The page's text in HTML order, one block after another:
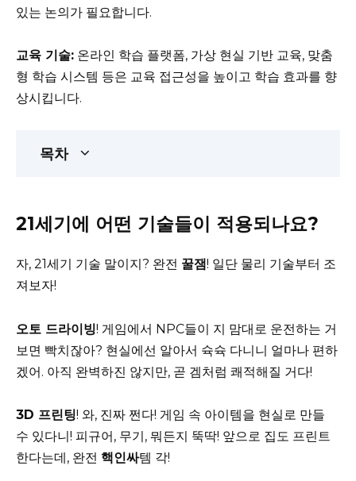
있는 논의가 필요합니다.
교육 기술: 온라인 학습 플랫폼, 가상 현실 기반 교육, 맞춤
형 학습 시스템 등은 교육 접근성을 높이고 학습 효과를 향
상시킵니다.
목차
21세기에 어떤 기술들이 적용되나요?
자, 21세기 기술 말이지? 완전 꿀잼! 일단 물리 기술부터 조
져보자!
오토 드라이빙! 게임에서 NPC들이 지 맘대로 운전하는 거
보면 빡치잖아? 현실에선 알아서 슉슉 다니니 얼마나 편하
겠어. 아직 완벽하진 않지만, 곧 겜처럼 쾌적해질 거다!
3D 프린팅! 와, 진짜 쩐다! 게임 속 아이템을 현실로 만들
수 있다니! 피규어, 무기, 뭐든지 뚝딱! 앞으로 집도 프린트
한다는데, 완전 핵인싸템 각!